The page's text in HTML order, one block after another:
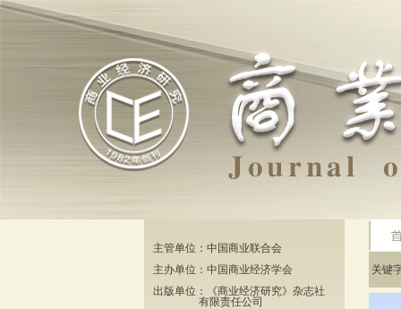
主管单位：中国商业联合会
主办单位：中国商业经济学会
出版单位：《商业经济研究》杂志社
有限责任公司
关键